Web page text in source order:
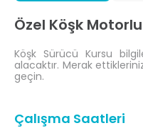
Özel Köşk
Köşk Sürücü Kursu
alacaktır. Merak
geçin.
Çalışma Saatleri